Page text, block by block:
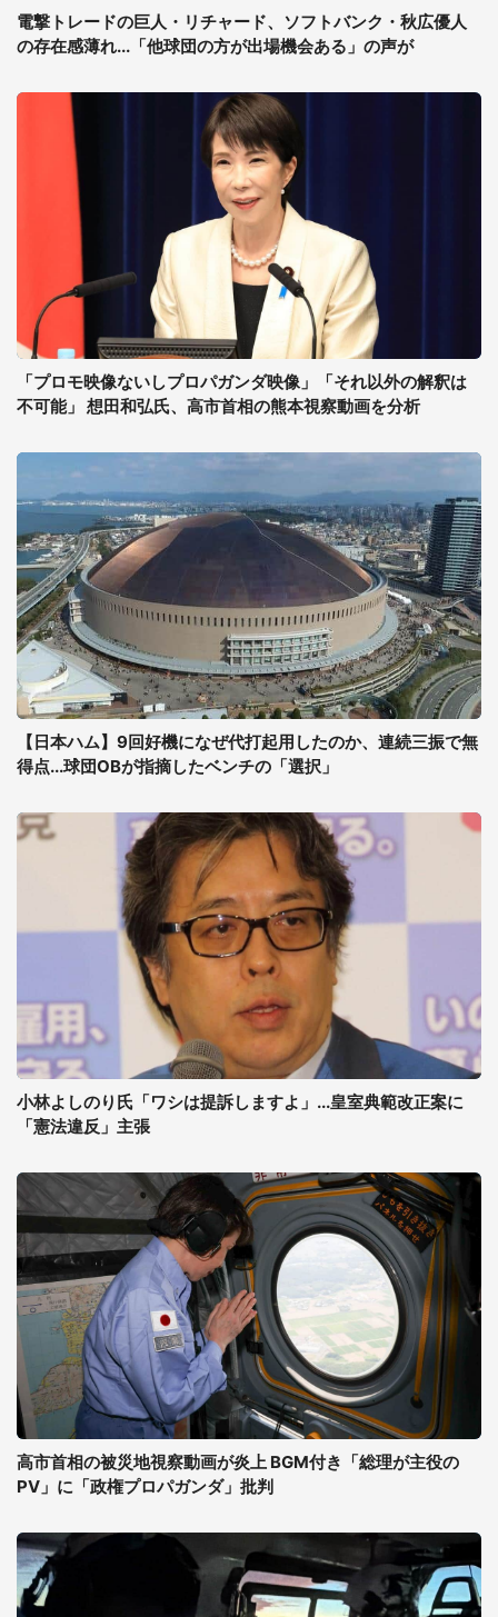
電撃トレードの巨人・リチャード、ソフトバンク・秋広優人
の存在感薄れ...「他球団の方が出場機会ある」の声が
「プロモ映像ないしプロパガンダ映像」「それ以外の解釈は
不可能」 想田和弘氏、高市首相の熊本視察動画を分析
【日本ハム】9回好機になぜ代打起用したのか、連続三振で無
得点...球団OBが指摘したベンチの「選択」
小林よしのり氏「ワシは提訴しますよ」...皇室典範改正案に
「憲法違反」主張
高市首相の被災地視察動画が炎上 BGM付き「総理が主役の
PV」に「政権プロパガンダ」批判